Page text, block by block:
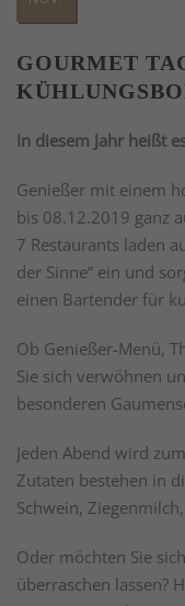
GOURMET
In diesem Jahr heißt
Genießer mit einem
bis 08.12.2019 ganz
7 Restaurants laden
der Sinne“ ein und
einen Bartender für
Ob Genießer-Menü,
Sie sich verwöhnen
besonderen
Jeden Abend wird
Zutaten bestehen in
Schwein,
Oder möchten Sie
überraschen lassen?